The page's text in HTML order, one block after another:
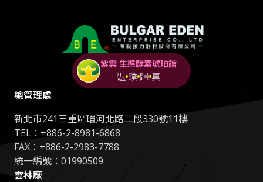
紫雲 生態酵素琥珀館
返 璞 歸 真
總管理處
新北市241三重區環河北路二段330號11樓
TEL： +886-2-8981-6868
FAX：+886-2-2983-7788
統一編號：01990509
雲林廠